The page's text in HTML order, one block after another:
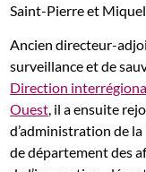
Saint-Pierre et
Ancien directeur-
surveillance et de
Direction
Ouest, il a ensuite
d’administration de la
de département des